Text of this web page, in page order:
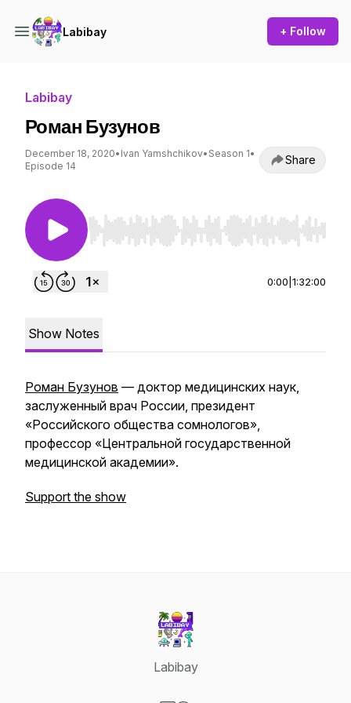
Labibay + Follow
Labibay
Роман Бузунов
December 18, 2020• Ivan Yamshchikov• Season 1•
Episode 14
Share
Use Left/Right to seek, Home/End to jump to
0:00 1:32:00
Show Notes
Роман Бузунов — доктор медицинских наук,
заслуженный врач России, президент
«Российского общества сомнологов»,
профессор «Центральной государственной
медицинской академии».
Support the show
Labibay